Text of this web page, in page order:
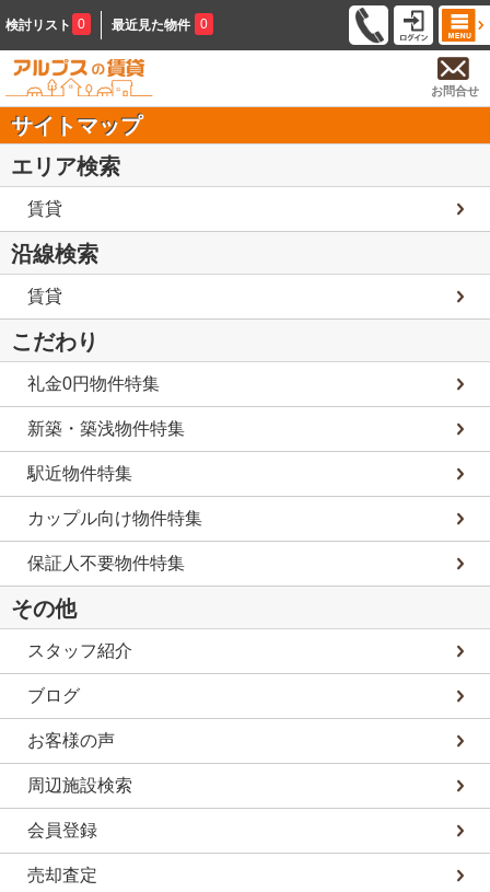
検討リスト 0 最近見た物件 0
お問合せ
サイトマップ
エリア検索
賃貸
沿線検索
賃貸
こだわり
礼金0円物件特集
新築・築浅物件特集
駅近物件特集
カップル向け物件特集
保証人不要物件特集
その他
スタッフ紹介
ブログ
お客様の声
周辺施設検索
会員登録
売却査定